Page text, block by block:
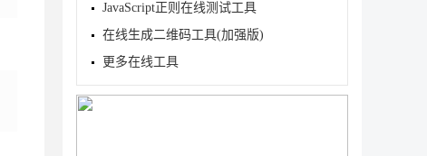
JavaScript正则在线测试工具
在线生成二维码工具(加强版)
更多在线工具